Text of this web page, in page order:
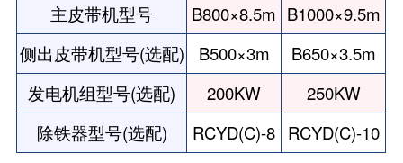
主皮带机型号
B800×8.5m B1000×9.5m
侧出皮带机型号(选配)
B500×3m
B650×3.5m
发电机组型号(选配)
200KW
250KW
除铁器型号(选配)
RCYD(C)-8 RCYD(C)-10